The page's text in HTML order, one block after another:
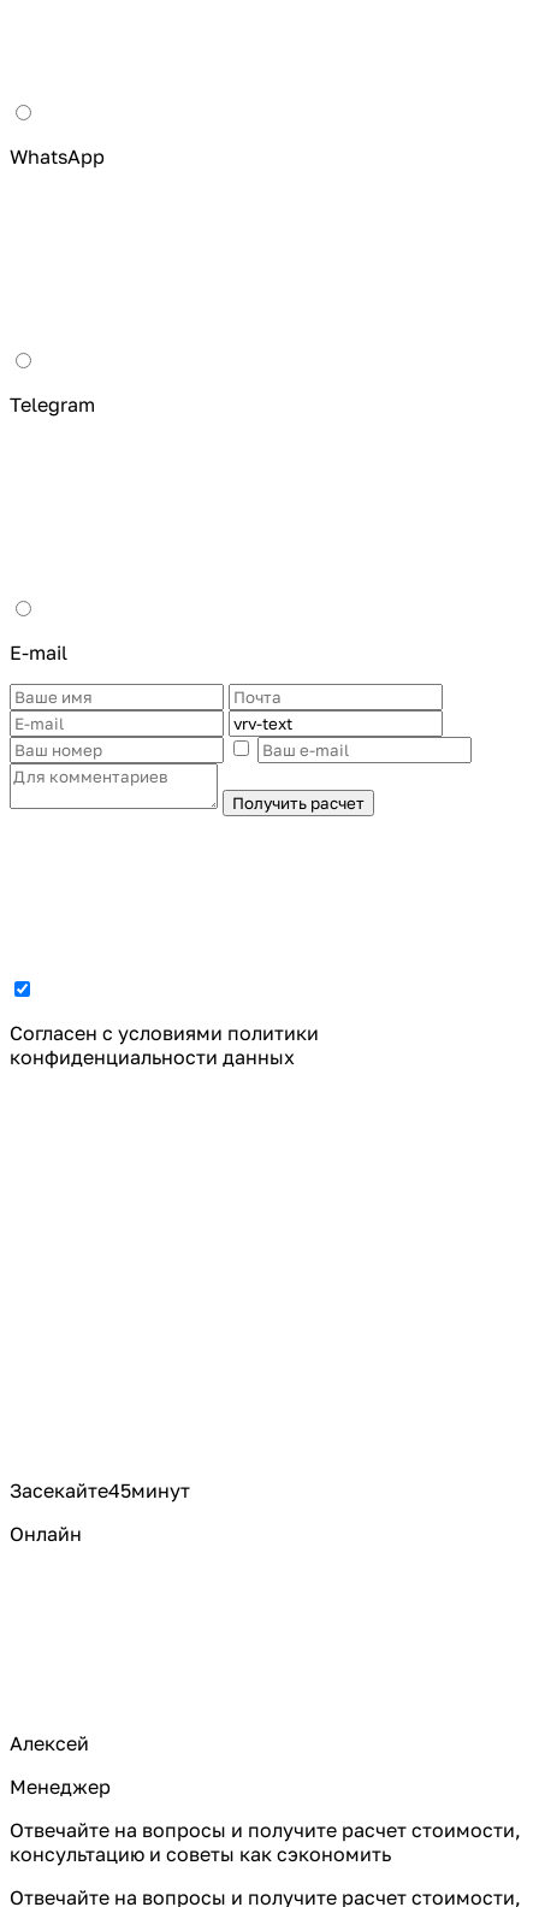
WhatsApp
Telegram
E-mail
Получить расчет
Cогласен с условиями политики
конфиденциальности данных
Засекайте45минут
Онлайн
Алексей
Менеджер
Отвечайте на вопросы и получите расчет стоимости,
консультацию и советы как сэкономить
Отвечайте на вопросы и получите расчет стоимости,